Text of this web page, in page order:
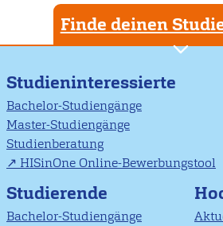
Finde deinen
Studieninteressierte
Bachelor-Studiengänge
Master-Studiengänge
Studienberatung
HISinOne Online-Bewerbungstool
Studierende
Bachelor-Studiengänge